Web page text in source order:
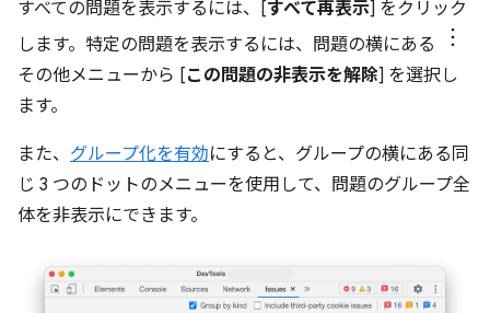
すべての問題を表示するには、[すべて再表示] をクリック
します。特定の問題を表示するには、問題の横にある
その他メニューから [この問題の非表示を解除] を選択し
ます。
また、 グループ化を有効にすると、グループの横にある同
じ 3 つのドットのメニューを使用して、問題のグループ全
体を非表示にできます。